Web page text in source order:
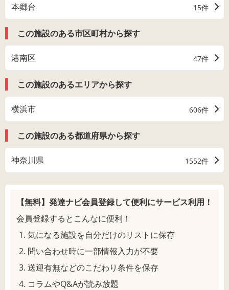
本郷台 15件
この施設のある市区町村から探す
港南区 47件
この施設のあるエリアから探す
横浜市 606件
この施設のある都道府県から探す
神奈川県 1552件
【無料】発達ナビ会員登録して便利にサービス利用！
会員登録するとこんなに便利！
気になる施設を自分だけのリストに保存
問い合わせ時に一部情報入力が不要
送迎有無などのこだわり条件を保存
コラムやQ&Aが読み放題